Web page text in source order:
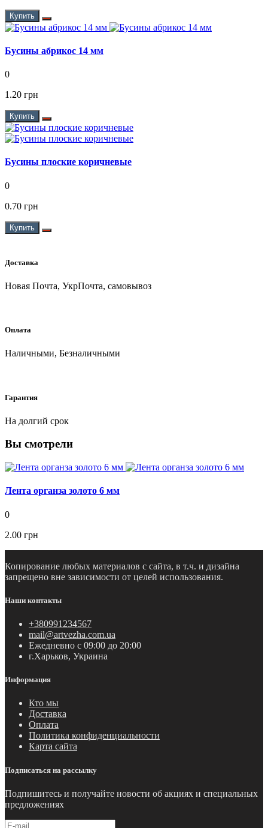
Купить
Бусины абрикос 14 мм
0
1.20 грн
Купить
Бусины плоские коричневые
0
0.70 грн
Купить
Доставка
Новая Почта, УкрПочта, самовывоз
Оплата
Наличными, Безналичными
Гарантия
На долгий срок
Вы смотрели
Лента органза золото 6 мм
0
2.00 грн
Копирование любых материалов с сайта, в т.ч. и дизайна
запрещено вне зависимости от целей использования.
Наши контакты
+380991234567
mail@artvezha.com.ua
Ежедневно с 09:00 до 20:00
г.Харьков, Украина
Информация
Кто мы
Доставка
Оплата
Политика конфиденциальности
Карта сайта
Подписаться на рассылку
Подпишитесь и получайте новости об акциях и специальных
предложениях